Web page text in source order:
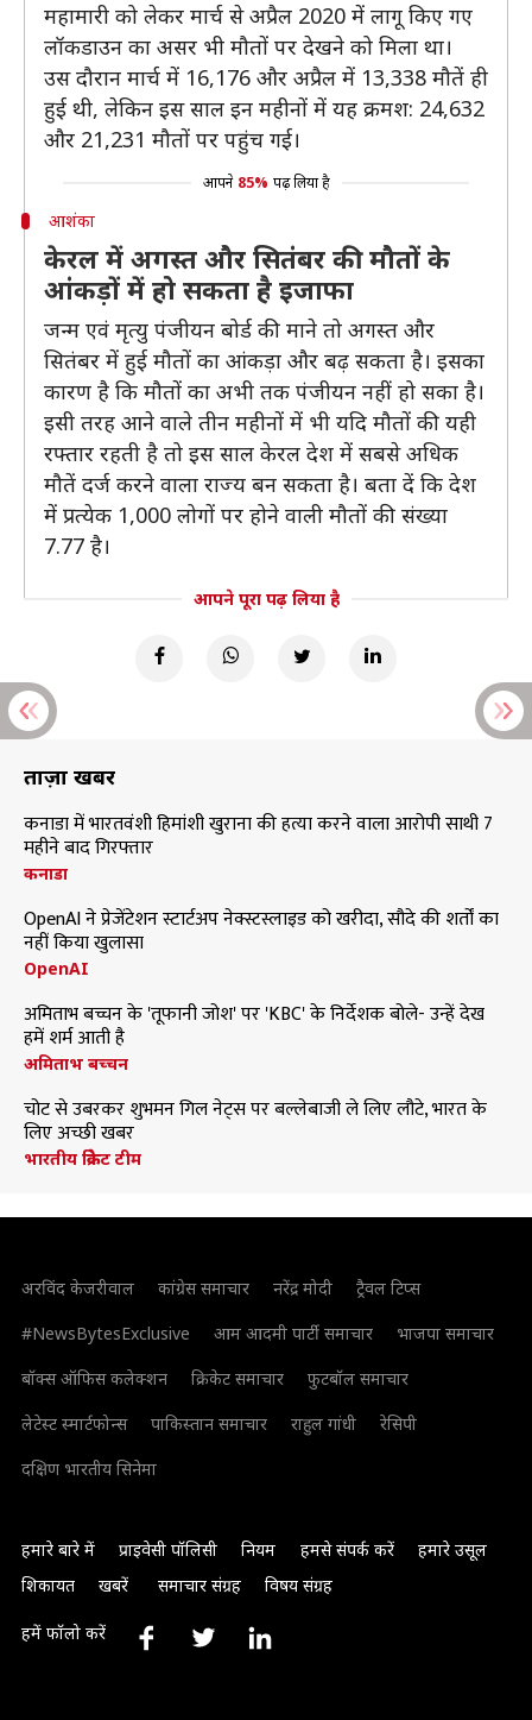
महामारी को लेकर मार्च से अप्रैल 2020 में लागू किए गए
लॉकडाउन का असर भी मौतों पर देखने को मिला था।
उस दौरान मार्च में 16,176 और अप्रैल में 13,338 मौतें ही
हुई थी, लेकिन इस साल इन महीनों में यह क्रमश: 24,632
और 21,231 मौतों पर पहुंच गई।
आपने 85% पढ़ लिया है
आशंका
केरल में अगस्त और सितंबर की मौतों के
आंकड़ों में हो सकता है इजाफा
जन्म एवं मृत्यु पंजीयन बोर्ड की माने तो अगस्त और
सितंबर में हुई मौतों का आंकड़ा और बढ़ सकता है। इसका
कारण है कि मौतों का अभी तक पंजीयन नहीं हो सका है।
इसी तरह आने वाले तीन महीनों में भी यदि मौतों की यही
रफ्तार रहती है तो इस साल केरल देश में सबसे अधिक
मौतें दर्ज करने वाला राज्य बन सकता है। बता दें कि देश
में प्रत्येक 1,000 लोगों पर होने वाली मौतों की संख्या
7.77 है।
आपने पूरा पढ़ लिया है
ताज़ा खबरें
कनाडा में भारतवंशी हिमांशी खुराना की हत्या करने वाला आरोपी साथी 7
महीने बाद गिरफ्तार
कनाडा
OpenAI ने प्रेजेंटेशन स्टार्टअप नेक्स्टस्लाइड को खरीदा, सौदे की शर्तों का
नहीं किया खुलासा
OpenAI
अमिताभ बच्चन के 'तूफानी जोश' पर 'KBC' के निर्देशक बोले- उन्हें देख
हमें शर्म आती है
अमिताभ बच्चन
चोट से उबरकर शुभमन गिल नेट्स पर बल्लेबाजी ले लिए लौटे, भारत के
लिए अच्छी खबर
भारतीय क्रिकेट टीम
अरविंद केजरीवाल कांग्रेस समाचार नरेंद्र मोदी
ट्रैवल टिप्स
#NewsBytesExclusive
आम आदमी पार्टी समाचार
भाजपा समाचार
बॉक्स ऑफिस कलेक्शन
क्रिकेट समाचार
फुटबॉल समाचार
लेटेस्ट स्मार्टफोन्स
पाकिस्तान समाचार राहुल गांधी
रेसिपी
दक्षिण भारतीय सिनेमा
हमारे बारे में प्राइवेसी पॉलिसी नियम हमसे संपर्क करें
हमारे उसूल
शिकायत
खबरें समाचार संग्रह विषय संग्रह
हमें फॉलो करें